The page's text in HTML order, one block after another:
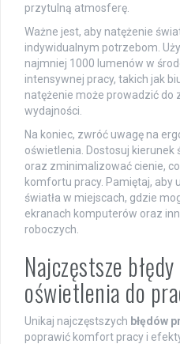
przytulną atmosferę.
Ważne jest, aby natężenie
indywidualnym potrzebom.
najmniej 1000 lumenów w
intensywnej pracy, takich jak
natężenie może prowadzić do
wydajności.
Na koniec, zwróć uwagę na
oświetlenia. Dostosuj kierunek
oraz zminimalizować cienie,
komfortu pracy. Pamiętaj, aby
światła w miejscach, gdzie
ekranach komputerów oraz
roboczych.
Najczęstsze
oświetlenia do
Unikaj najczęstszych błędów
poprawić komfort pracy i